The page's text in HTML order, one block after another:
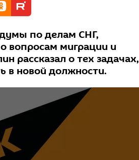
по делам СНГ,
вопросам миграции и
рассказал о тех задачах,
в новой должности.